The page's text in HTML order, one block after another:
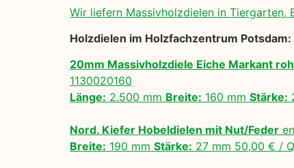
Wir liefern Massivholzdielen in Tiergarten,
Holzdielen im Holzfachzentrum Potsdam:
20mm Massivholzdiele Eiche Markant roh
1130020160
Länge: 2.500 mm Breite: 160 mm Stärke:
Nord. Kiefer Hobeldielen mit Nut/Feder
Breite: 190 mm Stärke: 27 mm 50,00 € /